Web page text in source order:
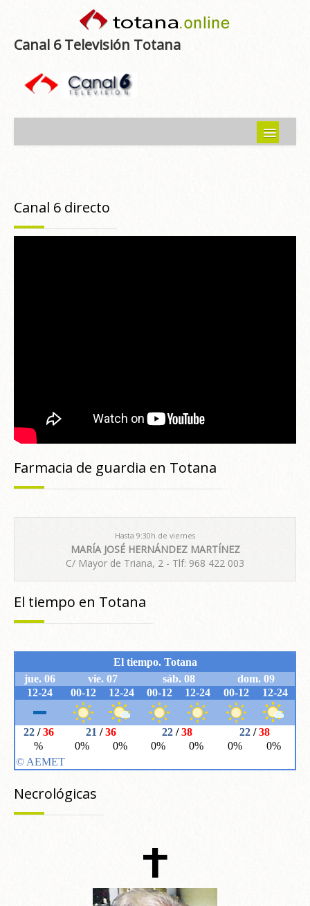
Canal 6 Televisión Totana
Programas emitidos
Necrológicas
Canal 6 directo
Farmacia de guardia en Totana
Hasta 9:30h de viernes
MARÍA JOSÉ HERNÁNDEZ MARTÍNEZ
C/ Mayor de Triana, 2 - Tlf: 968 422 003
El tiempo en Totana